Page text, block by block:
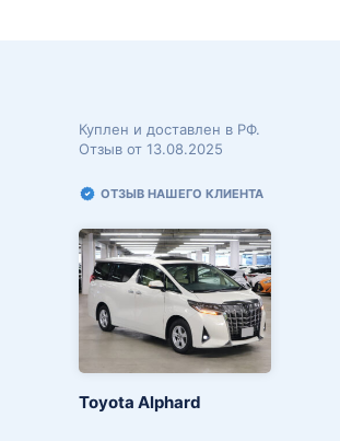
Куплен и доставлен в РФ.
Отзыв от 13.08.2025
ОТЗЫВ НАШЕГО КЛИЕНТА
Toyota Alphard